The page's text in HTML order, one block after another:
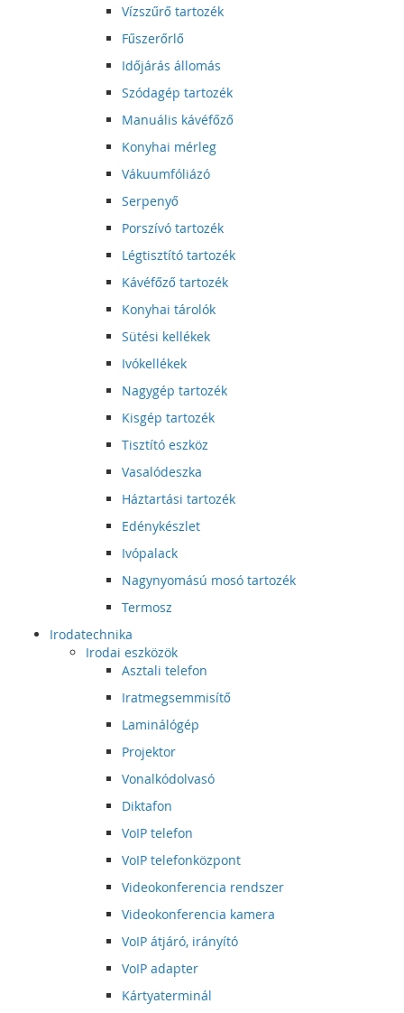
Vízszűrő tartozék
Fűszerőrlő
Időjárás állomás
Szódagép tartozék
Manuális kávéfőző
Konyhai mérleg
Vákuumfóliázó
Serpenyő
Porszívó tartozék
Légtisztító tartozék
Kávéfőző tartozék
Konyhai tárolók
Sütési kellékek
Ivókellékek
Nagygép tartozék
Kisgép tartozék
Tisztító eszköz
Vasalódeszka
Háztartási tartozék
Edénykészlet
Ivópalack
Nagynyomású mosó tartozék
Termosz
Irodatechnika
Irodai eszközök
Asztali telefon
Iratmegsemmisítő
Laminálógép
Projektor
Vonalkódolvasó
Diktafon
VoIP telefon
VoIP telefonközpont
Videokonferencia rendszer
Videokonferencia kamera
VoIP átjáró, irányító
VoIP adapter
Kártyaterminál